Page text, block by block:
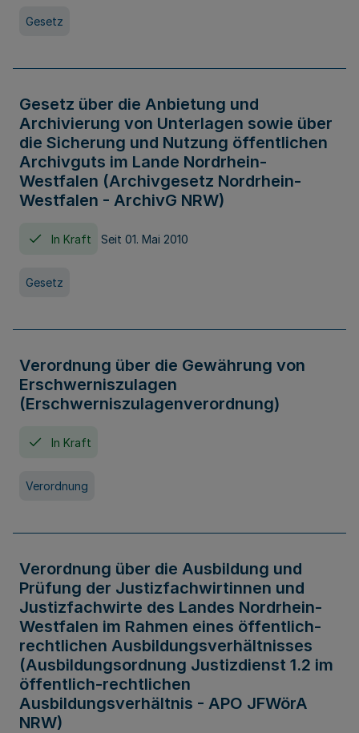
Gesetz
Gesetz über die Anbietung und
Archivierung von Unterlagen sowie über
die Sicherung und Nutzung öffentlichen
Archivguts im Lande Nordrhein-
Westfalen (Archivgesetz Nordrhein-
Westfalen - ArchivG NRW)
In Kraft Seit 01. Mai 2010
Gesetz
Verordnung über die Gewährung von
Erschwerniszulagen
(Erschwerniszulagenverordnung)
In Kraft
Verordnung
Verordnung über die Ausbildung und
Prüfung der Justizfachwirtinnen und
Justizfachwirte des Landes Nordrhein-
Westfalen im Rahmen eines öffentlich-
rechtlichen Ausbildungsverhältnisses
(Ausbildungsordnung Justizdienst 1.2 im
öffentlich-rechtlichen
Ausbildungsverhältnis - APO JFWörA
NRW)